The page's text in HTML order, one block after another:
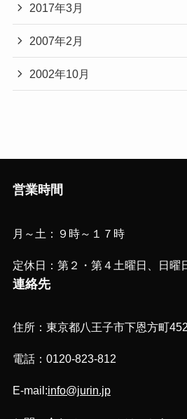
2017年3月
2007年2月
2002年10月
営業時間
月～土：９時～１７時
定休日：第２・第４土曜日、日曜
連絡先
住所：東京都八王子市下恩方町
電話：0120-823-812
E-mail:info@jurin.jp